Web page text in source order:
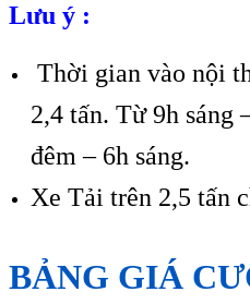
Lưu ý :
Thời gian vào nội
2,4 tấn. Từ 9h sáng
đêm – 6h sáng.
Xe Tải trên 2,5 tấn
BẢNG GIÁ